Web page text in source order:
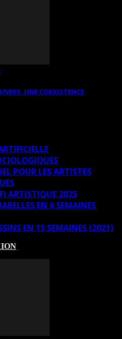
UNE COEXISTENCE
POUR LES ARTISTES
ARTISTIQUE 2025
EN 6 SEMAINES
EN 15 SEMAINES (2021)